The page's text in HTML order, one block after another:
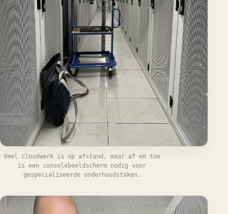
Veel cloudwerk is op afstand, maar af en toe
is een consolebeeldscherm nodig voor
gespecialiseerde onderhoudstaken.